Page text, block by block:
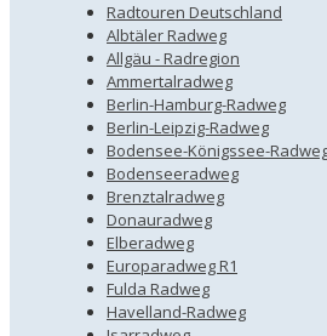
Radtouren Deutschland
Albtäler Radweg
Allgäu - Radregion
Ammertalradweg
Berlin-Hamburg-Radweg
Berlin-Leipzig-Radweg
Bodensee-Königssee-
Bodenseeradweg
Brenztalradweg
Donauradweg
Elberadweg
Europaradweg R1
Fulda Radweg
Havelland-Radweg